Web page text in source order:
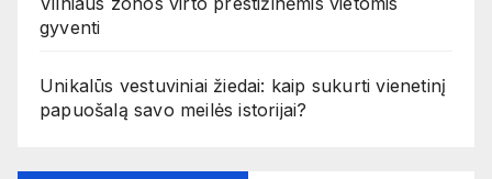
gyventi
Unikalūs vestuviniai žiedai: kaip sukurti vienetinį
papuošalą savo meilės istorijai?